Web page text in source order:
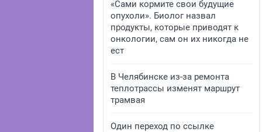
«Сами кормите свои будущие
опухоли». Биолог назвал
продукты, которые приводят к
онкологии, сам он их никогда не
ест
В Челябинске из-за ремонта
теплотрассы изменят маршрут
трамвая
Один переход по ссылке